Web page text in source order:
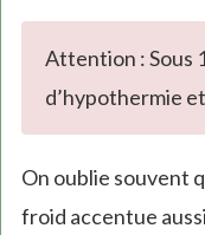
Attention : Sous
d’hypothermie
On oublie souvent
froid accentue